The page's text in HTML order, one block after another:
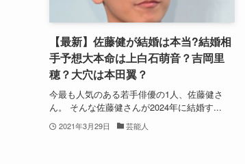
【最新】佐藤健が結婚は本当?結婚相
手予想大本命は上白石萌音？吉岡里
穂？大穴は本田翼？
今最も人気のある若手俳優の1人、佐藤健さ
ん。 そんな佐藤健さんが2024年に結婚す...
2021年3月29日 芸能人